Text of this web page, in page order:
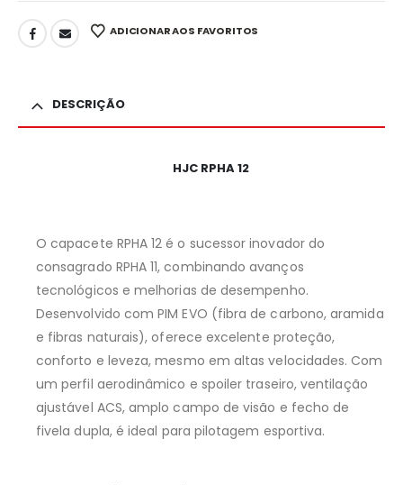
ADICIONAR AOS FAVORITOS
DESCRIÇÃO
HJC RPHA 12
O capacete RPHA 12 é o sucessor inovador do
consagrado RPHA 11, combinando avanços
tecnológicos e melhorias de desempenho.
Desenvolvido com PIM EVO (fibra de carbono, aramida
e fibras naturais), oferece excelente proteção,
conforto e leveza, mesmo em altas velocidades. Com
um perfil aerodinâmico e spoiler traseiro, ventilação
ajustável ACS, amplo campo de visão e fecho de
fivela dupla, é ideal para pilotagem esportiva.